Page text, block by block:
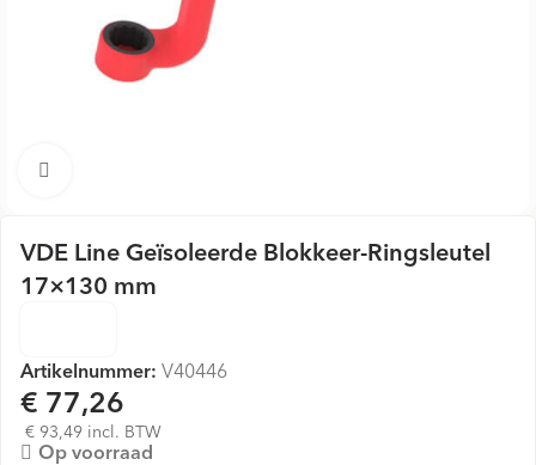
VDE Line Geïsoleerde Blokkeer-Ringsleutel
17×130 mm
Artikelnummer: V40446
€ 77,26
€ 93,49 incl. BTW
Op voorraad